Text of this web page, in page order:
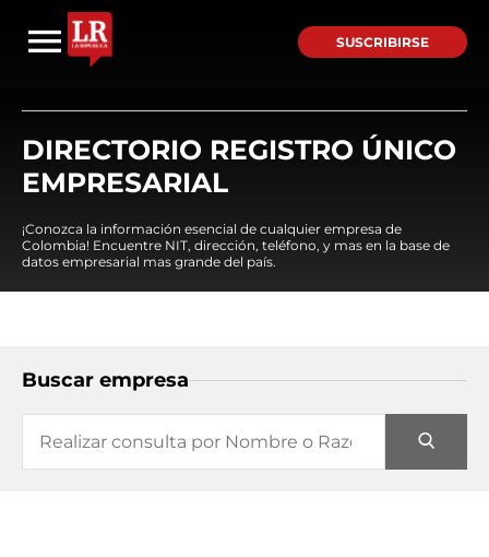
SUSCRIBIRSE
DIRECTORIO REGISTRO ÚNICO
EMPRESARIAL
¡Conozca la información esencial de cualquier empresa de
Colombia! Encuentre NIT, dirección, teléfono, y mas en la base de
datos empresarial mas grande del país.
Buscar empresa